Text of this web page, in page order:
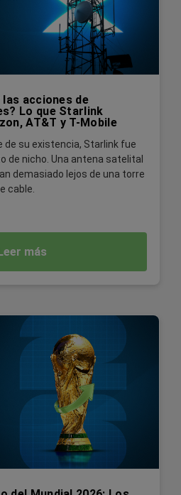
las acciones de
Lo que Starlink
AT&T y T-Mobile
de su existencia, Starlink fue
de nicho. Una antena satelital
demasiado lejos de una torre
cable.
más